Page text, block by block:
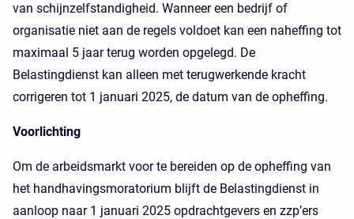
van schijnzelfstandigheid. Wanneer een bedrijf of
organisatie niet aan de regels voldoet kan een naheffing tot
maximaal 5 jaar terug worden opgelegd. De
Belastingdienst kan alleen met terugwerkende kracht
corrigeren tot 1 januari 2025, de datum van de opheffing.
Voorlichting
Om de arbeidsmarkt voor te bereiden op de opheffing van
het handhavingsmoratorium blijft de Belastingdienst in
aanloop naar 1 januari 2025 opdrachtgevers en zzp’ers